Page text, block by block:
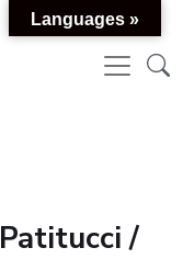
/
Languages »